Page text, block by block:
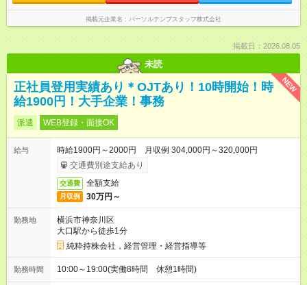
掲載元企業名 パーソルテンプスタッフ株式会社
掲載日：2026.08.05
未読
NEW
正社員登用実績あり＊OJTあり！10時開始！時
給1900円！大手企業！事務
派遣 WEB登録・面接OK
給与
時給1900円～2000円 月収例 304,000円～320,000円
交通費別途支給あり
交通費 全額支給
月収例 30万円～
勤務地
横浜市神奈川区
大口駅から徒歩1分
純粋持株会社，経営管理・経営指導等
勤務時間 10:00～19:00(実働8時間 休憩1時間)